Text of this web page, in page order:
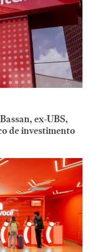
ex-UBS,
de investimento